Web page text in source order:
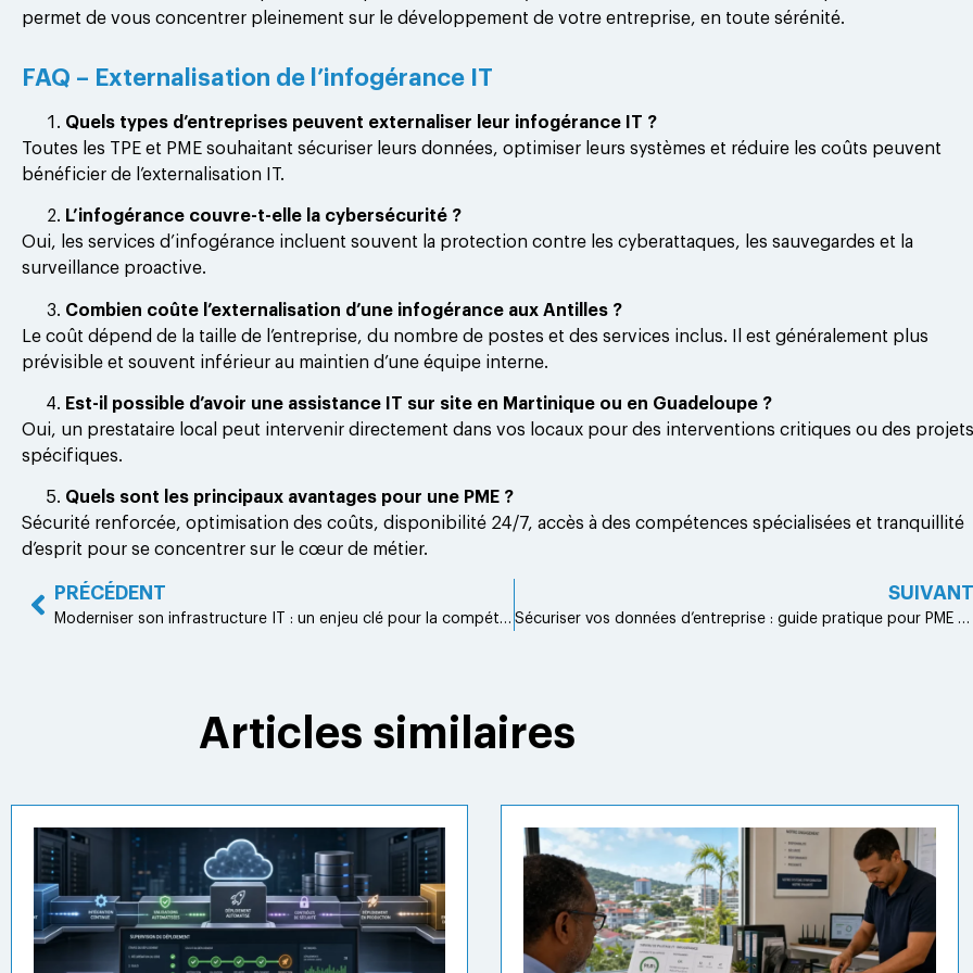
permet de vous concentrer pleinement sur le développement de votre entreprise, en toute sérénité.
FAQ – Externalisation de l’infogérance IT
Quels types d’entreprises peuvent externaliser leur infogérance IT ?
Toutes les TPE et PME souhaitant sécuriser leurs données, optimiser leurs systèmes et réduire les coûts peuvent
bénéficier de l’externalisation IT.
L’infogérance couvre-t-elle la cybersécurité ?
Oui, les services d’infogérance incluent souvent la protection contre les cyberattaques, les sauvegardes et la
surveillance proactive.
Combien coûte l’externalisation d’une infogérance aux Antilles ?
Le coût dépend de la taille de l’entreprise, du nombre de postes et des services inclus. Il est généralement plus
prévisible et souvent inférieur au maintien d’une équipe interne.
Est-il possible d’avoir une assistance IT sur site en Martinique ou en Guadeloupe ?
Oui, un prestataire local peut intervenir directement dans vos locaux pour des interventions critiques ou des projets
spécifiques.
Quels sont les principaux avantages pour une PME ?
Sécurité renforcée, optimisation des coûts, disponibilité 24/7, accès à des compétences spécialisées et tranquillité
d’esprit pour se concentrer sur le cœur de métier.
PRÉCÉDENT
Moderniser son infrastructure IT : un enjeu clé pour la compétitivité des entreprises antillaises
SUIVANT
Sécuriser vos données d’entreprise : guide pratique pour PME antillaises
Articles similaires